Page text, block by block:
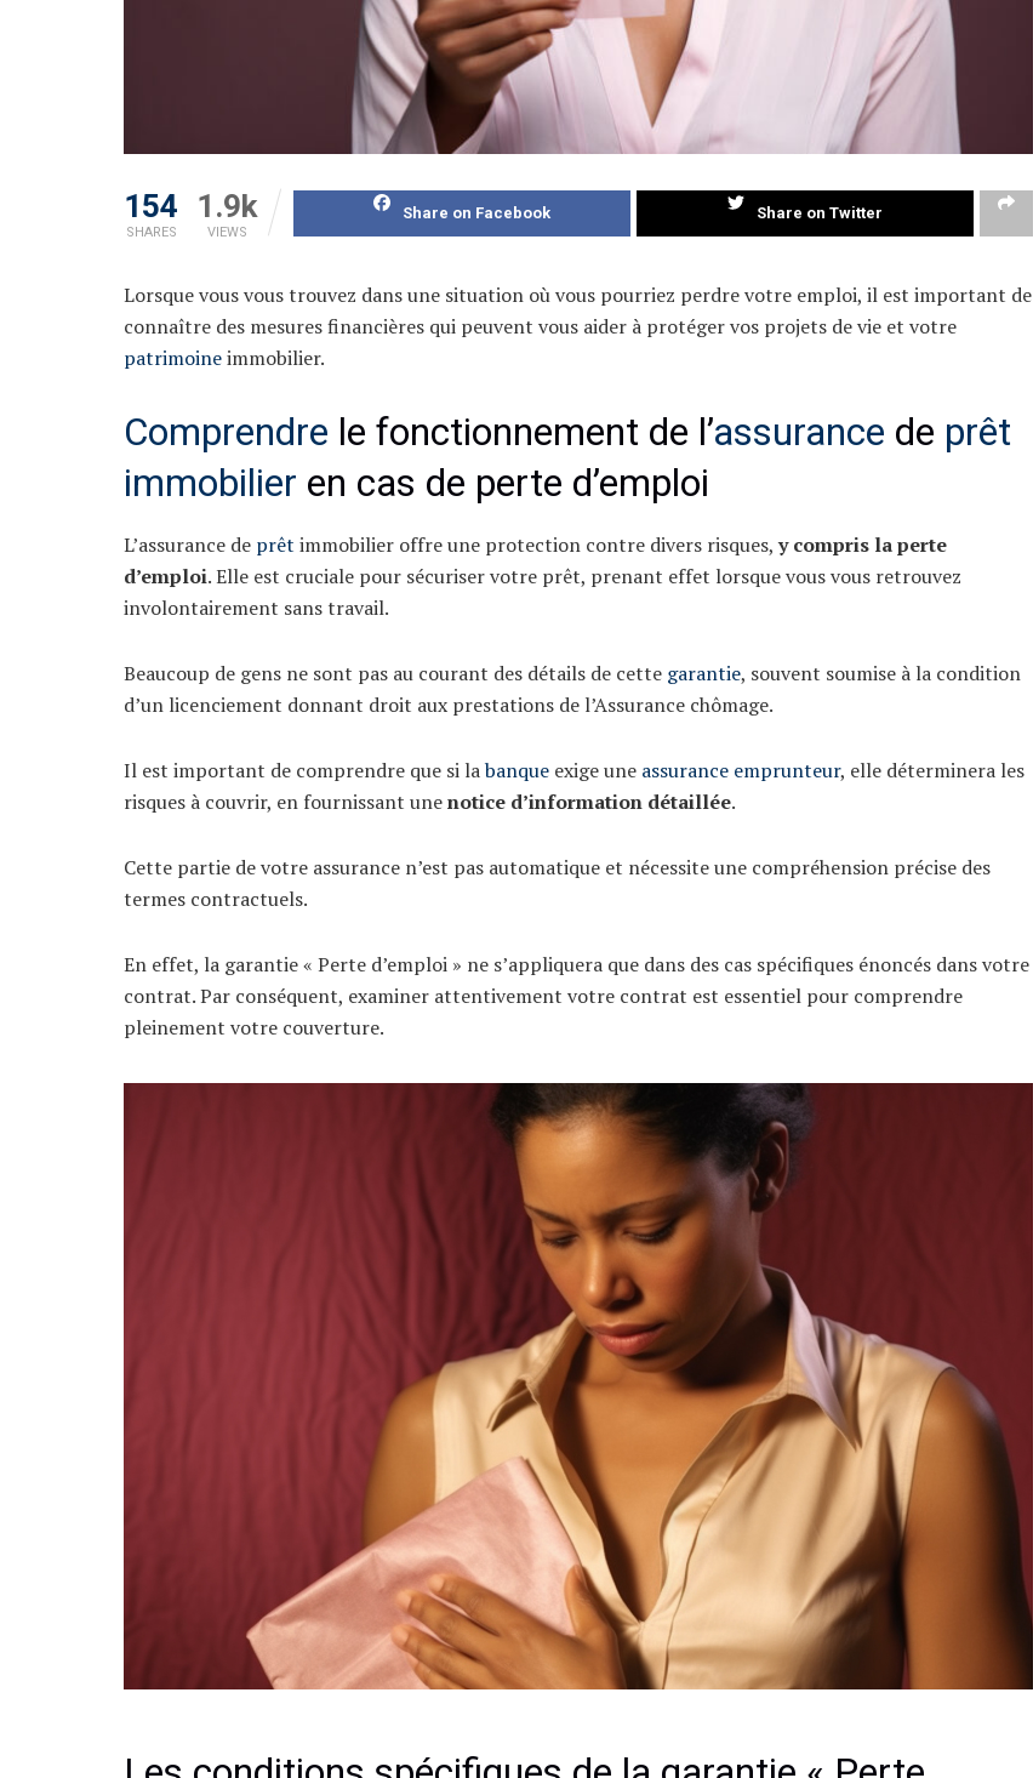
154
SHARES
1.9k
VIEWS
Share on Facebook Share on Twitter
Lorsque vous vous trouvez dans une situation où vous pourriez perdre votre emploi, il est important de
connaître des mesures financières qui peuvent vous aider à protéger vos projets de vie et votre
patrimoineimmobilier.
Comprendre le fonctionnement de l’assurance de prêt
immobilier en cas de perte d’emploi
L’assurance de prêt immobilier offre une protection contre divers risques,y compris la perte
d’emploi. Elle est cruciale pour sécuriser votre prêt, prenant effet lorsque vous vous retrouvez
involontairement sans travail.
Beaucoup de gens ne sont pas au courant des détails de cette garantie, souvent soumise à la condition
d’un licenciement donnant droit aux prestations de l’Assurance chômage.
Il est important de comprendre que si labanque exige une assurance emprunteur, elle déterminera les
risques à couvrir, en fournissant unenotice d’information détaillée.
Cette partie de votre assurance n’est pas automatique et nécessite une compréhension précise des
termes contractuels.
En effet, la garantie « Perte d’emploi » ne s’appliquera que dans des cas spécifiques énoncés dans votre
contrat. Par conséquent, examiner attentivement votre contrat est essentiel pour comprendre
pleinement votre couverture.